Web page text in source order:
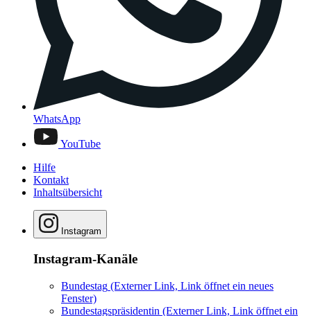
WhatsApp
YouTube
Hilfe
Kontakt
Inhaltsübersicht
Instagram
Instagram-Kanäle
Bundestag (Externer Link, Link öffnet ein neues
Fenster)
Bundestagspräsidentin (Externer Link, Link öffnet ein